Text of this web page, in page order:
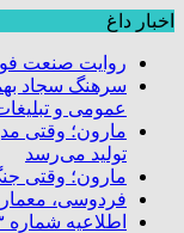
اخبار داغ
روایت صنعت
سرهنگ سجاد
عمومی و
مارون؛ وقتی
تولید می‌رسد
مارون؛ وقتی
فردوسی، معمار
اطلاعیه شماره ۳ روابط عمومی شرکت فولاد خوزستان